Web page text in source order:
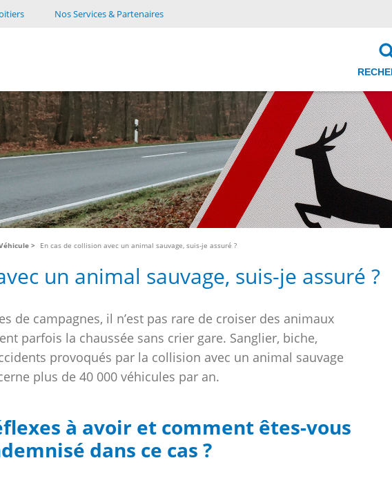
Nos Services & Partenaires
En cas de collision avec un animal sauvage, suis-je assuré ?
un animal sauvage, suis-je assuré ?
de campagnes, il n’est pas rare de croiser des animaux
parfois la chaussée sans crier gare. Sanglier, biche,
provoqués par la collision avec un animal sauvage
plus de 40 000 véhicules par an.
à avoir et comment êtes-vous
dans ce cas ?